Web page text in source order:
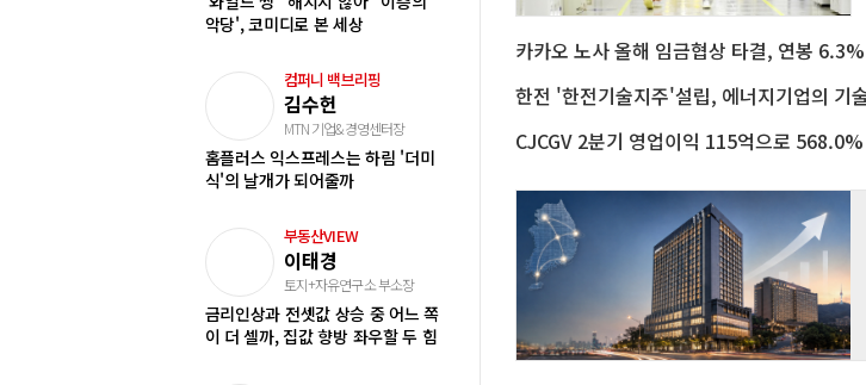
악당', 코미디로 본 세상
컴퍼니 백브리핑
김수헌
MTN 기업&경영센터장
홈플러스 익스프레스는 하림 '더미
식'의 날개가 되어줄까
부동산VIEW
이태경
토지+자유연구소 부소장
금리인상과 전셋값 상승 중 어느 쪽
이 더 셀까, 집값 향방 좌우할 두 힘
한전 '한전기술지주'설립, 에너지기업의 기